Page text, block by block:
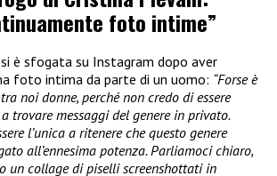
foto intime”
si è sfogata su Instagram dopo aver
foto intima da parte di un uomo: “Forse è
noi donne, perché non credo di essere
a trovare messaggi del genere in privato.
l’unica a ritenere che questo genere
all’ennesima potenza. Parliamoci chiaro,
un collage di piselli screenshottati in